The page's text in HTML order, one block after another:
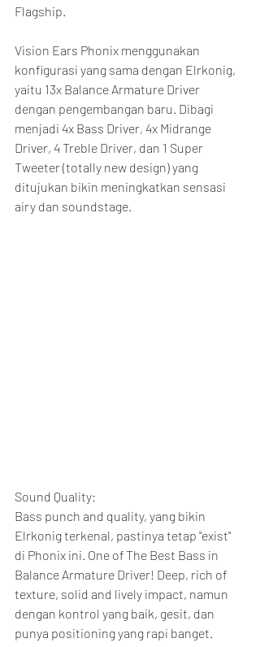
Flagship.
Vision Ears Phonix menggunakan
konfigurasi yang sama dengan Elrkonig,
yaitu 13x Balance Armature Driver
dengan pengembangan baru. Dibagi
menjadi 4x Bass Driver, 4x Midrange
Driver, 4 Treble Driver, dan 1 Super
Tweeter (totally new design) yang
ditujukan bikin meningkatkan sensasi
airy dan soundstage.
Sound Quality:
Bass punch and quality, yang bikin
Elrkonig terkenal, pastinya tetap "exist"
di Phonix ini. One of The Best Bass in
Balance Armature Driver! Deep, rich of
texture, solid and lively impact, namun
dengan kontrol yang baik, gesit, dan
punya positioning yang rapi banget.